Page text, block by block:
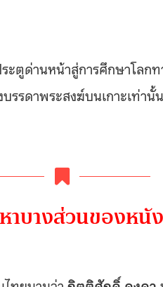
ตูด่านหน้าสู่การศึกษาโลก
รดาพระสงฆ์บนเกาะเท่า
าบางส่วนของห